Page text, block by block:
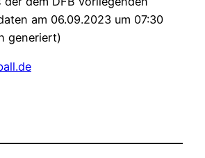
am 06.09.2023 um 07:30
generiert)